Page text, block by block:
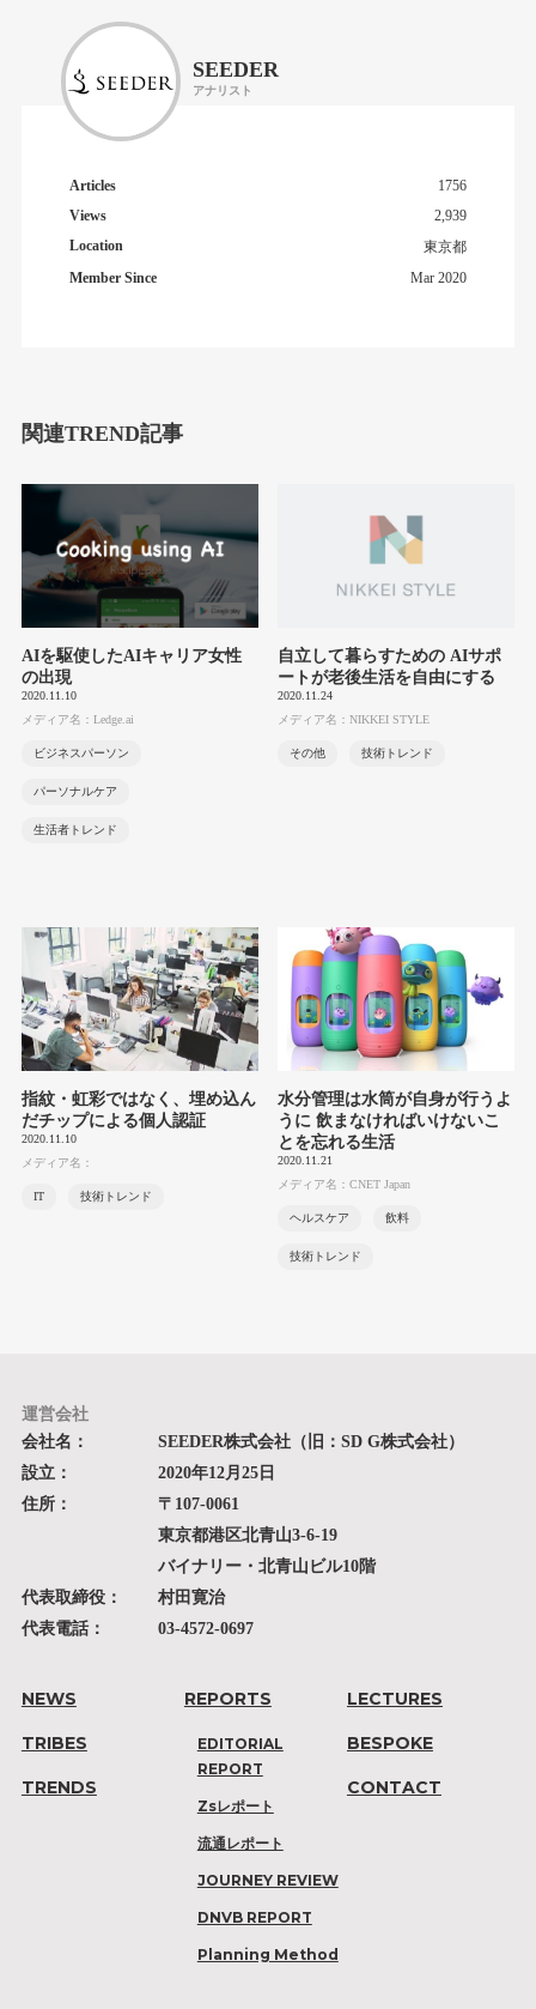
SEEDER
アナリスト
Articles
1756
Views
2,939
Location
東京都
Member Since
Mar 2020
関連TREND記事
AIを駆使したAIキャリア女性
の出現
2020.11.10
メディア名：Ledge.ai
ビジネスパーソン
パーソナルケア
生活者トレンド
自立して暮らすための AIサポ
ートが老後生活を自由にする
2020.11.24
メディア名：NIKKEI STYLE
その他 技術トレンド
指紋・虹彩ではなく、埋め込ん
だチップによる個人認証
2020.11.10
メディア名：
IT 技術トレンド
水分管理は水筒が自身が行うよ
うに 飲まなければいけないこ
とを忘れる生活
2020.11.21
メディア名：CNET Japan
ヘルスケア 飲料
技術トレンド
運営会社
会社名：
SEEDER株式会社（旧：SD G株式会社）
設立：
2020年12月25日
住所：
〒107-0061
東京都港区北青山3-6-19
バイナリー・北青山ビル10階
代表取締役：
村田寛治
代表電話：
03-4572-0697
NEWS
TRIBES
TRENDS
REPORTS
EDITORIAL
REPORT
Zsレポート
流通レポート
JOURNEY REVIEW
DNVB REPORT
Planning Method
LECTURES
BESPOKE
CONTACT